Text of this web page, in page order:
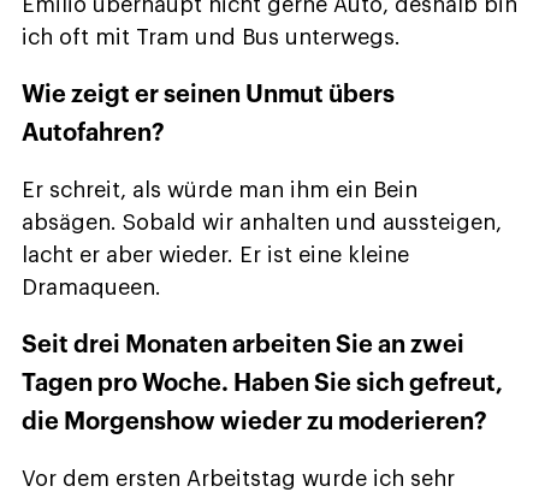
Emilio überhaupt nicht gerne Auto, deshalb bin
ich oft mit Tram und Bus unterwegs.
Wie zeigt er seinen Unmut übers
Autofahren?
Er schreit, als würde man ihm ein Bein
absägen. Sobald wir anhalten und aussteigen,
lacht er aber wieder. Er ist eine kleine
Dramaqueen.
Seit drei Monaten arbeiten Sie an zwei
Tagen pro Woche. Haben Sie sich gefreut,
die Morgenshow wieder zu moderieren?
Vor dem ersten Arbeitstag wurde ich sehr